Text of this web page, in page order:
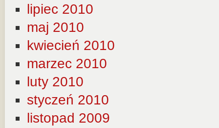
lipiec 2010
maj 2010
kwiecień 2010
marzec 2010
luty 2010
styczeń 2010
listopad 2009